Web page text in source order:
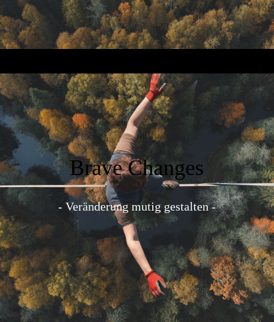
Brave Changes
- Veränderung mutig gestalten -